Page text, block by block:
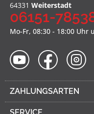
64331 Weiterstadt
06151-
Mo-Fr, 08:30 - 18:00 Uhr
ZAHLUNGSARTEN